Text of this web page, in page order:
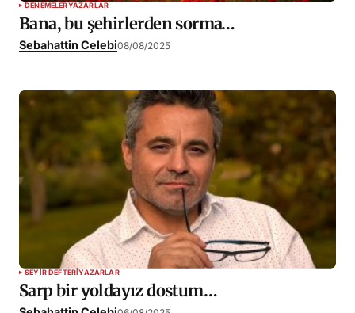
DENEMELERYAZARLAR
Bana, bu şehirlerden sorma…
Sebahattin Celebi08/08/2025
SEYIR DEFTERIYAZARLAR
Sarp bir yoldayız dostum…